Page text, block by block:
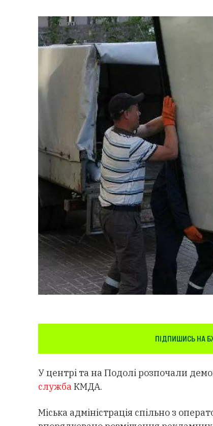
ПІДПИШИСЬ НА
У центрі та на Подолі розпочали
службаКМДА.
Міська адміністрація спільно з